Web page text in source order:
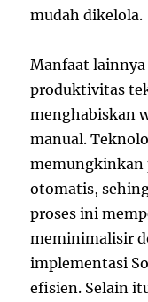
mudah dikelola.
Manfaat
produktivitas
menghabiskan
manual.
memungkinkan
otomatis,
proses ini
meminimalisir
implementasi
efisien. Selain